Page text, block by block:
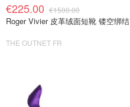
€225.00 €1500.00
Roger Vivier 皮革绒面短靴 镂空绑结
THE OUTNET FR